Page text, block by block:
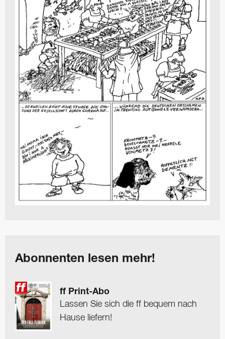
Abonnenten lesen mehr!
ff Print-Abo
Lassen Sie sich die ff bequem nach
Hause liefern!